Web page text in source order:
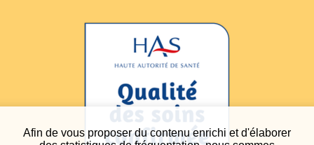
Afin de vous proposer du contenu enrichi et d'élaborer